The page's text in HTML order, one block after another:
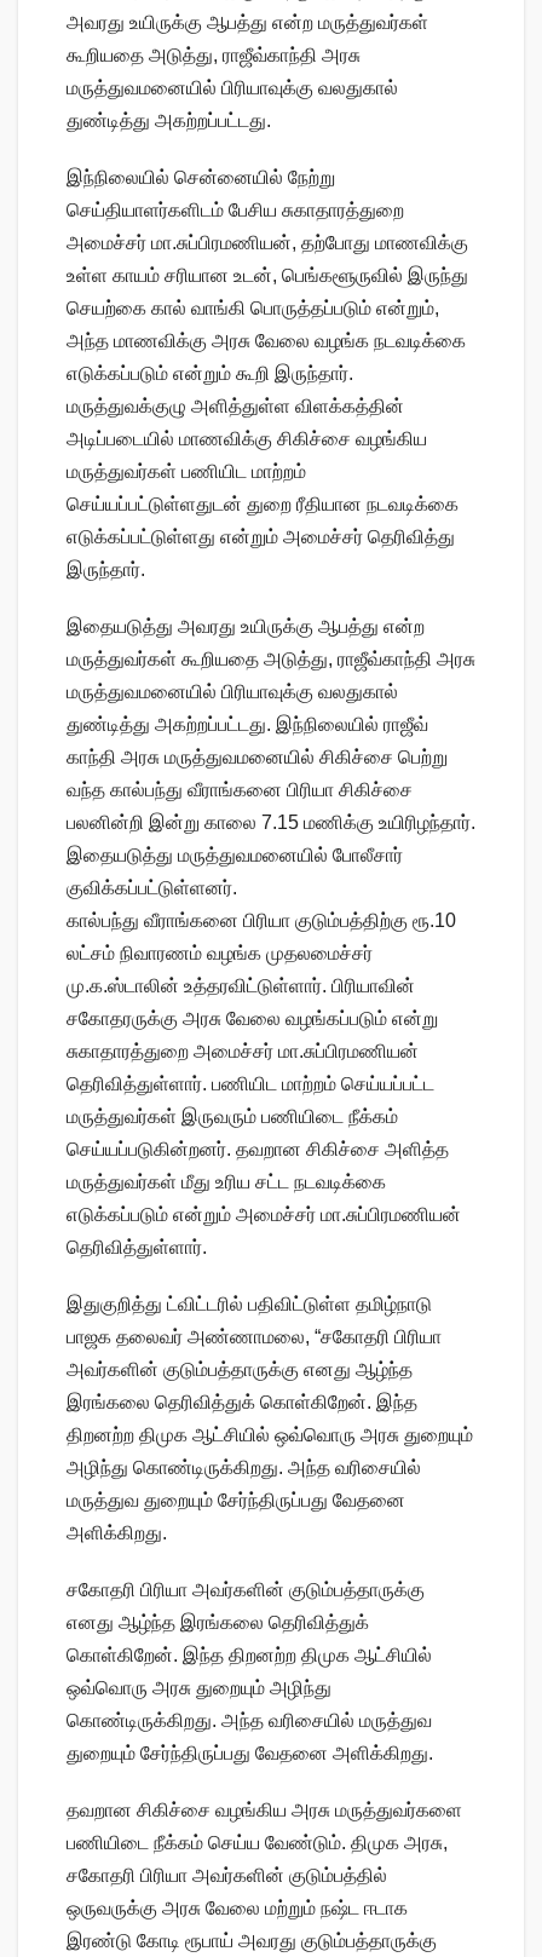
அவரது உயிருக்கு ஆபத்து என்ற மருத்துவர்கள்
கூறியதை அடுத்து, ராஜீவ்காந்தி அரசு
மருத்துவமனையில் பிரியாவுக்கு வலதுகால்
துண்டித்து அகற்றப்பட்டது.
இந்நிலையில் சென்னையில் நேற்று
செய்தியாளர்களிடம் பேசிய சுகாதாரத்துறை
அமைச்சர் மா.சுப்பிரமணியன், தற்போது மாணவிக்கு
உள்ள காயம் சரியான உடன், பெங்களூருவில் இருந்து
செயற்கை கால் வாங்கி பொருத்தப்படும் என்றும்,
அந்த மாணவிக்கு அரசு வேலை வழங்க நடவடிக்கை
எடுக்கப்படும் என்றும் கூறி இருந்தார்.
மருத்துவக்குழு அளித்துள்ள விளக்கத்தின்
அடிப்படையில் மாணவிக்கு சிகிச்சை வழங்கிய
மருத்துவர்கள் பணியிட மாற்றம்
செய்யப்பட்டுள்ளதுடன் துறை ரீதியான நடவடிக்கை
எடுக்கப்பட்டுள்ளது என்றும் அமைச்சர் தெரிவித்து
இருந்தார்.
இதையடுத்து அவரது உயிருக்கு ஆபத்து என்ற
மருத்துவர்கள் கூறியதை அடுத்து, ராஜீவ்காந்தி அரசு
மருத்துவமனையில் பிரியாவுக்கு வலதுகால்
துண்டித்து அகற்றப்பட்டது. இந்நிலையில் ராஜீவ்
காந்தி அரசு மருத்துவமனையில் சிகிச்சை பெற்று
வந்த கால்பந்து வீராங்கனை பிரியா சிகிச்சை
பலனின்றி இன்று காலை 7.15 மணிக்கு உயிரிழந்தார்.
இதையடுத்து மருத்துவமனையில் போலீசார்
குவிக்கப்பட்டுள்ளனர்.
கால்பந்து வீராங்கனை பிரியா குடும்பத்திற்கு ரூ.10
லட்சம் நிவாரணம் வழங்க முதலமைச்சர்
மு.க.ஸ்டாலின் உத்தரவிட்டுள்ளார். பிரியாவின்
சகோதரருக்கு அரசு வேலை வழங்கப்படும் என்று
சுகாதாரத்துறை அமைச்சர் மா.சுப்பிரமணியன்
தெரிவித்துள்ளார். பணியிட மாற்றம் செய்யப்பட்ட
மருத்துவர்கள் இருவரும் பணியிடை நீக்கம்
செய்யப்படுகின்றனர். தவறான சிகிச்சை அளித்த
மருத்துவர்கள் மீது உரிய சட்ட நடவடிக்கை
எடுக்கப்படும் என்றும் அமைச்சர் மா.சுப்பிரமணியன்
தெரிவித்துள்ளார்.
இதுகுறித்து ட்விட்டரில் பதிவிட்டுள்ள தமிழ்நாடு
பாஜக தலைவர் அண்ணாமலை, “சகோதரி பிரியா
அவர்களின் குடும்பத்தாருக்கு எனது ஆழ்ந்த
இரங்கலை தெரிவித்துக் கொள்கிறேன். இந்த
திறனற்ற திமுக ஆட்சியில் ஒவ்வொரு அரசு துறையும்
அழிந்து கொண்டிருக்கிறது. அந்த வரிசையில்
மருத்துவ துறையும் சேர்ந்திருப்பது வேதனை
அளிக்கிறது.
சகோதரி பிரியா அவர்களின் குடும்பத்தாருக்கு
எனது ஆழ்ந்த இரங்கலை தெரிவித்துக்
கொள்கிறேன். இந்த திறனற்ற திமுக ஆட்சியில்
ஒவ்வொரு அரசு துறையும் அழிந்து
கொண்டிருக்கிறது. அந்த வரிசையில் மருத்துவ
துறையும் சேர்ந்திருப்பது வேதனை அளிக்கிறது.
தவறான சிகிச்சை வழங்கிய அரசு மருத்துவர்களை
பணியிடை நீக்கம் செய்ய வேண்டும். திமுக அரசு,
சகோதரி பிரியா அவர்களின் குடும்பத்தில்
ஒருவருக்கு அரசு வேலை மற்றும் நஷ்ட ஈடாக
இரண்டு கோடி ரூபாய் அவரது குடும்பத்தாருக்கு